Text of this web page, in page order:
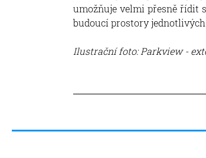
umožňuje velmi přesně řídit
budoucí prostory
Ilustrační foto: Parkview -